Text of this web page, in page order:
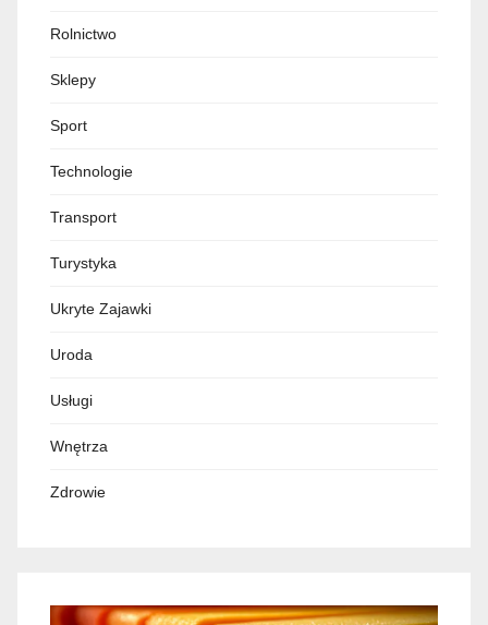
Rolnictwo
Sklepy
Sport
Technologie
Transport
Turystyka
Ukryte Zajawki
Uroda
Usługi
Wnętrza
Zdrowie